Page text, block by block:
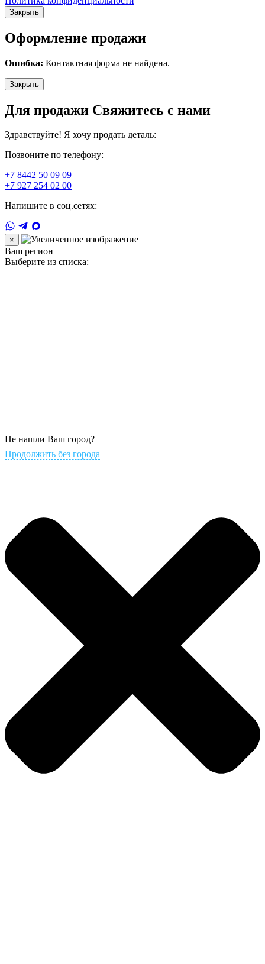
Закрыть
Оформление продажи
Ошибка: Контактная форма не найдена.
Закрыть
Для продажи Свяжитесь с нами
Здравствуйте! Я хочу продать деталь:
Позвоните по телефону:
+7 8442 50 09 09
+7 927 254 02 00
Напишите в соц.сетях:
×
Ваш регион
Выберите из списка:
Не нашли Ваш город?
Продолжить без города